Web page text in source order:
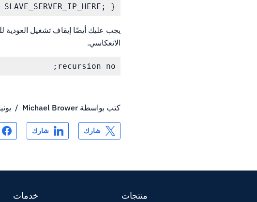
};
الانعكاسي.
recursion no;
كتب بواسطة Michael Brower
/ يونيو 22,
شارك شارك
منتجات خدمات